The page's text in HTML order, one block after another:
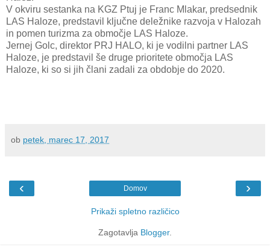
V okviru sestanka na KGZ Ptuj je Franc Mlakar, predsednik
LAS Haloze, predstavil ključne deležnike razvoja v Halozah
in pomen turizma za območje LAS Haloze.
Jernej Golc, direktor PRJ HALO, ki je vodilni partner LAS
Haloze, je predstavil še druge prioritete območja LAS
Haloze, ki so si jih člani zadali za obdobje do 2020.
ob petek, marec 17, 2017
‹ ›
Domov
Prikaži spletno različico
Zagotavlja Blogger.